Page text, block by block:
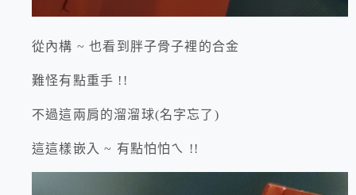
從內構 ~ 也看到胖子骨子裡的合金
難怪有點重手 !!
不過這兩肩的溜溜球(名字忘了)
這這樣嵌入 ~ 有點怕怕ㄟ !!